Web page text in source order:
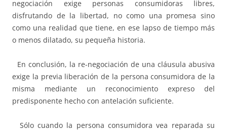
negociación exige personas consumidoras libres,
disfrutando de la libertad, no como una promesa sino
como una realidad que tiene, en ese lapso de tiempo más
o menos dilatado, su pequeña historia.
En conclusión, la re-negociación de una cláusula abusiva
exige la previa liberación de la persona consumidora de la
misma mediante un reconocimiento expreso del
predisponente hecho con antelación suficiente.
Sólo cuando la persona consumidora vea reparada su